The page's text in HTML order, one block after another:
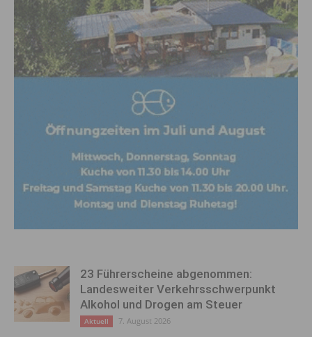
23 Führerscheine abgenommen:
Landesweiter Verkehrsschwerpunkt
Alkohol und Drogen am Steuer
Aktuell 7. August 2026